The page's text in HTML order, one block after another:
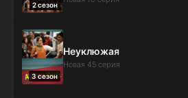
2 сезон
3 сезон
Неуклюжая
Новая 45 серия